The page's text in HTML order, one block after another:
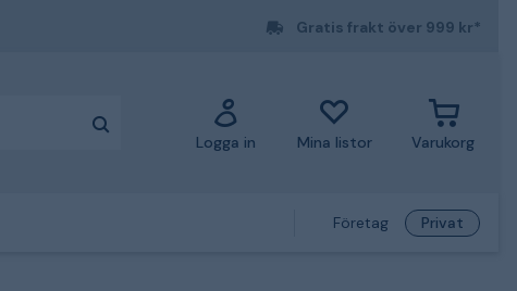
Gratis frakt över 999 kr*
Logga in Mina listor Varukorg
Företag Privat